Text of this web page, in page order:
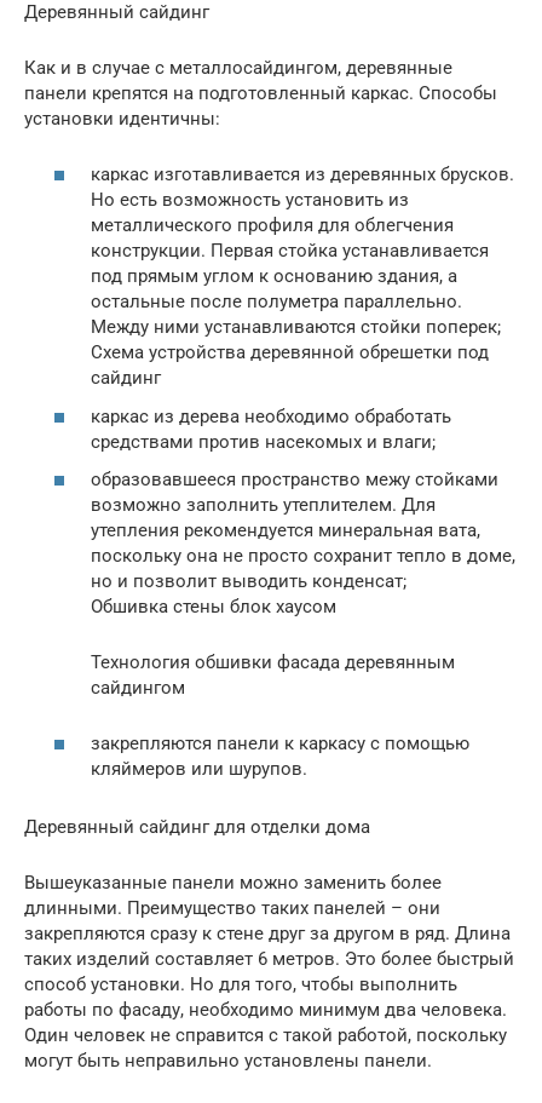
Деревянный сайдинг
Как и в случае с металлосайдингом, деревянные
панели крепятся на подготовленный каркас. Способы
установки идентичны:
каркас изготавливается из деревянных брусков.
Но есть возможность установить из
металлического профиля для облегчения
конструкции. Первая стойка устанавливается
под прямым углом к основанию здания, а
остальные после полуметра параллельно.
Между ними устанавливаются стойки поперек;
Схема устройства деревянной обрешетки под
сайдинг
каркас из дерева необходимо обработать
средствами против насекомых и влаги;
образовавшееся пространство межу стойками
возможно заполнить утеплителем. Для
утепления рекомендуется минеральная вата,
поскольку она не просто сохранит тепло в доме,
но и позволит выводить конденсат;
Обшивка стены блок хаусом
Технология обшивки фасада деревянным
сайдингом
закрепляются панели к каркасу с помощью
кляймеров или шурупов.
Деревянный сайдинг для отделки дома
Вышеуказанные панели можно заменить более
длинными. Преимущество таких панелей – они
закрепляются сразу к стене друг за другом в ряд. Длина
таких изделий составляет 6 метров. Это более быстрый
способ установки. Но для того, чтобы выполнить
работы по фасаду, необходимо минимум два человека.
Один человек не справится с такой работой, поскольку
могут быть неправильно установлены панели.